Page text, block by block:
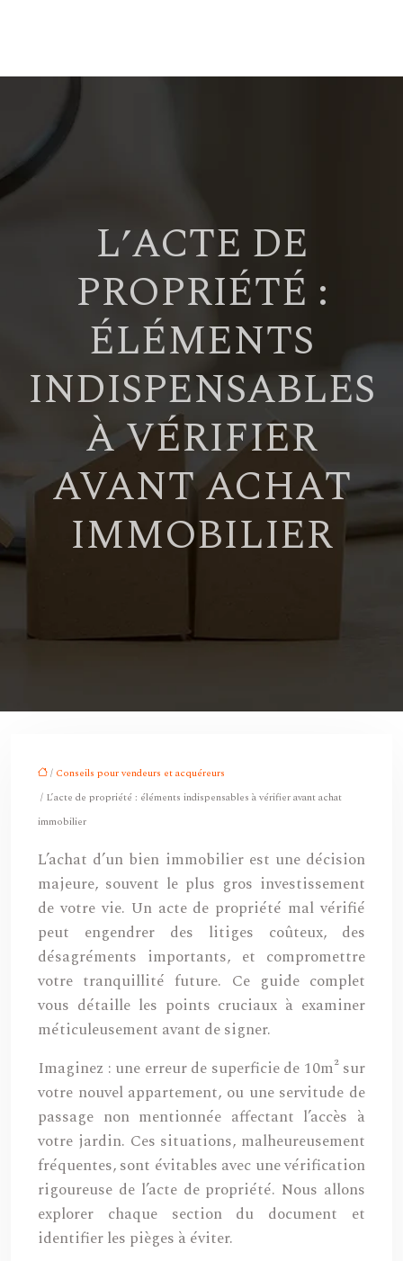
L’ACTE DE
PROPRIÉTÉ :
ÉLÉMENTS
INDISPENSABLES
À VÉRIFIER
AVANT ACHAT
IMMOBILIER
/ Conseils pour vendeurs et acquéreurs
/ L’acte de propriété : éléments indispensables à vérifier avant achat
immobilier
L’achat d’un bien immobilier est une décision
majeure, souvent le plus gros investissement
de votre vie. Un acte de propriété mal vérifié
peut engendrer des litiges coûteux, des
désagréments importants, et compromettre
votre tranquillité future. Ce guide complet
vous détaille les points cruciaux à examiner
méticuleusement avant de signer.
Imaginez : une erreur de superficie de 10m² sur
votre nouvel appartement, ou une servitude de
passage non mentionnée affectant l’accès à
votre jardin. Ces situations, malheureusement
fréquentes, sont évitables avec une vérification
rigoureuse de l’acte de propriété. Nous allons
explorer chaque section du document et
identifier les pièges à éviter.